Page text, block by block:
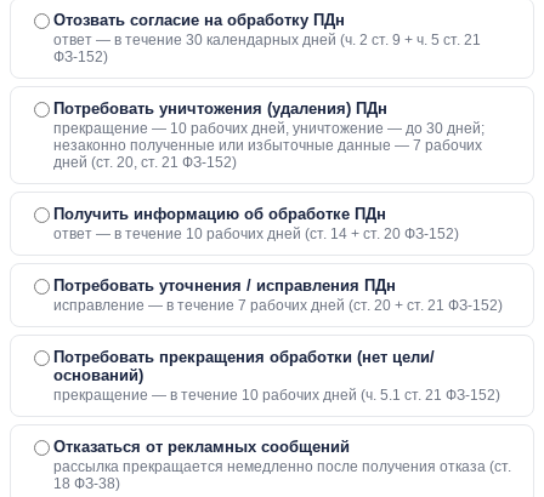
Отозвать согласие на обработку ПДн
ответ — в течение 30 календарных дней (ч. 2 ст. 9 + ч. 5 ст. 21
ФЗ-152)
Потребовать уничтожения (удаления) ПДн
прекращение — 10 рабочих дней, уничтожение — до 30 дней;
незаконно полученные или избыточные данные — 7 рабочих
дней (ст. 20, ст. 21 ФЗ-152)
Получить информацию об обработке ПДн
ответ — в течение 10 рабочих дней (ст. 14 + ст. 20 ФЗ-152)
Потребовать уточнения / исправления ПДн
исправление — в течение 7 рабочих дней (ст. 20 + ст. 21 ФЗ-152)
Потребовать прекращения обработки (нет цели/
оснований)
прекращение — в течение 10 рабочих дней (ч. 5.1 ст. 21 ФЗ-152)
Отказаться от рекламных сообщений
рассылка прекращается немедленно после получения отказа (ст.
18 ФЗ-38)